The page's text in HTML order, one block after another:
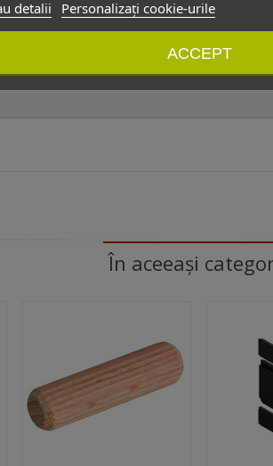
de birou, unități de depozitare
brand recunoscut pentru
În aceeași
detalii
Personalizați cookie-urile
ACCEPT